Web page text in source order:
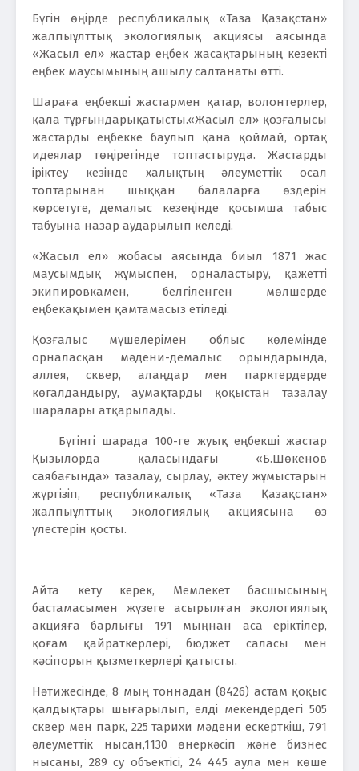
Бүгін өңірде республикалық «Таза Қазақстан»
жалпыұлттық экологиялық акциясы аясында
«Жасыл ел» жастар еңбек жасақтарының кезекті
еңбек маусымының ашылу салтанаты өтті.
Шараға еңбекші жастармен қатар, волонтерлер,
қала тұрғындарықатысты.«Жасыл ел» қозғалысы
жастарды еңбекке баулып қана қоймай, ортақ
идеялар төңірегінде топтастыруда. Жастарды
іріктеу кезінде халықтың әлеуметтік осал
топтарынан шыққан балаларға өздерін
көрсетуге, демалыс кезеңінде қосымша табыс
табуына назар аударылып келеді.
«Жасыл ел» жобасы аясында биыл 1871 жас
маусымдық жұмыспен, орналастыру, қажетті
экипировкамен, белгіленген мөлшерде
еңбекақымен қамтамасыз етіледі.
Қозғалыс мүшелерімен облыс көлемінде
орналасқан мәдени-демалыс орындарында,
аллея, сквер, алаңдар мен парктердерде
көгалдандыру, аумақтарды қоқыстан тазалау
шаралары атқарылады.
Бүгінгі шарада 100-ге жуық еңбекші жастар
Қызылорда қаласындағы «Б.Шөкенов
саябағында» тазалау, сырлау, әктеу жұмыстарын
жүргізіп, республикалық «Таза Қазақстан»
жалпыұлттық экологиялық акциясына өз
үлестерін қосты.
Айта кету керек, Мемлекет басшысының
бастамасымен жүзеге асырылған экологиялық
акцияға барлығы 191 мыңнан аса еріктілер,
қоғам қайраткерлері, бюджет саласы мен
кәсіпорын қызметкерлері қатысты.
Нәтижесінде, 8 мың тоннадан (8426) астам қоқыс
қалдықтары шығарылып, елді мекендердегі 505
сквер мен парк, 225 тарихи мәдени ескерткіш, 791
әлеуметтік нысан,1130 өнеркәсіп және бизнес
нысаны, 289 су объектісі, 24 445 аула мен көше